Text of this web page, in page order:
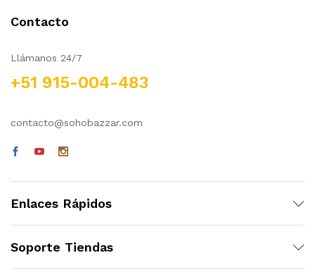
Contacto
Llámanos 24/7
+51 915-004-483
contacto@sohobazzar.com
Enlaces Rápidos
Soporte Tiendas